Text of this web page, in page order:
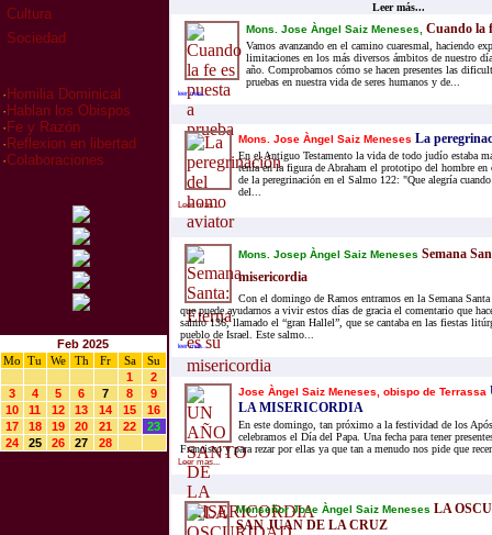
Cultura
Sociedad
· Homilia Dominical
· Hablan los Obispos
· Fe y Razón
· Reflexion en libertad
·Colaboraciones
Feb 2025
Mo
Tu We Th Fr Sa
Su
1
2
3
4 5 6 7 8
9
10
11 12 13 14 15
16
17
18 19 20 21 22
23
24
25 26 27 28
Leer más...
Mons. Jose Àngel Saiz Meneses,
Cuando la
Vamos avanzando en el camino cuaresmal, haciendo
limitaciones en los más diversos ámbitos de nuestro
año. Comprobamos cómo se hacen presentes las
pruebas en nuestra vida de seres humanos y de...
leer mas...
Mons. Jose Àngel Saiz Meneses La
En el Antiguo Testamento la vida de todo judío estaba
tenía en la figura de Abraham el prototipo del hombre
de la peregrinación en el Salmo 122: "Que alegría
del...
Leer mas...
Mons. Josep Àngel Saiz Meneses Semana
misericordia
Con el domingo de Ramos entramos en la Semana
que puede ayudarnos a vivir estos días de gracia el comentario que
salmo 136, llamado el “gran Hallel”, que se cantaba en las fiestas
pueblo de Israel. Este salmo...
leer mas...
Jose Àngel Saiz Meneses, obispo de Terrassa
LA MISERICORDIA
En este domingo, tan próximo a la festividad de los
celebramos el Día del Papa. Una fecha para tener
Francisco y para rezar por ellas ya que tan a menudo nos pide que
Leer mas...
Monseñor Jose Àngel Saiz Meneses LA
SAN JUAN DE LA CRUZ